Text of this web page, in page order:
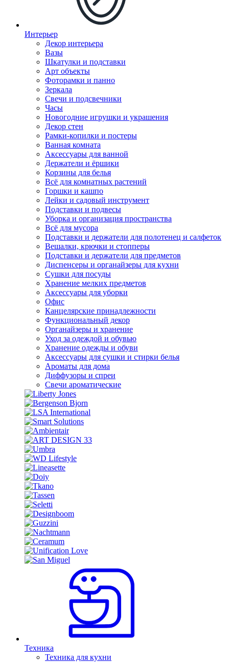
Интерьер
Декор интерьера
Вазы
Шкатулки и подставки
Арт объекты
Фоторамки и панно
Зеркала
Свечи и подсвечники
Часы
Новогодние игрушки и украшения
Декор стен
Рамки-копилки и постеры
Ванная комната
Аксессуары для ванной
Держатели и ёршики
Корзины для белья
Всё для комнатных растений
Горшки и кашпо
Лейки и садовый инструмент
Подставки и подвесы
Уборка и организация пространства
Всё для мусора
Подставки и держатели для полотенец и салфеток
Вешалки, крючки и стопперы
Подставки и держатели для предметов
Диспенсеры и органайзеры для кухни
Сушки для посуды
Хранение мелких предметов
Аксессуары для уборки
Офис
Канцелярские принадлежности
Функциональный декор
Органайзеры и хранение
Уход за одеждой и обувью
Хранение одежды и обуви
Аксессуары для сушки и стирки белья
Ароматы для дома
Диффузоры и спреи
Свечи ароматические
Техника
Техника для кухни